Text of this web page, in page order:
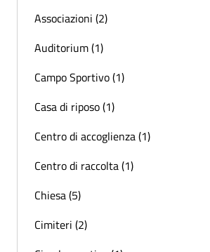
Associazioni (2)
Auditorium (1)
Campo Sportivo (1)
Casa di riposo (1)
Centro di accoglienza (1)
Centro di raccolta (1)
Chiesa (5)
Cimiteri (2)